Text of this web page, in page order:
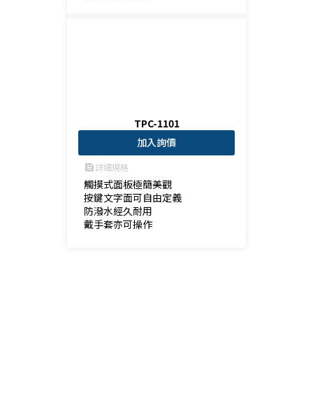
TPC-1101
加入詢價
feed詳細規格
觸摸式面板極簡美觀
按鍵文字面可自由定義
防潑水經久耐用
戴手套亦可操作